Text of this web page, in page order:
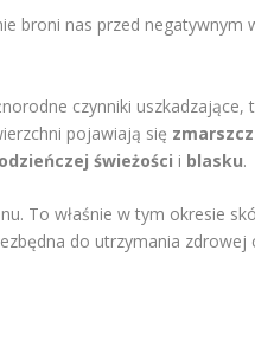
broni nas przed negatywnym
czynniki uszkadzające,
pojawiają się
świeżości i blasku.
To właśnie w tym okresie
do utrzymania